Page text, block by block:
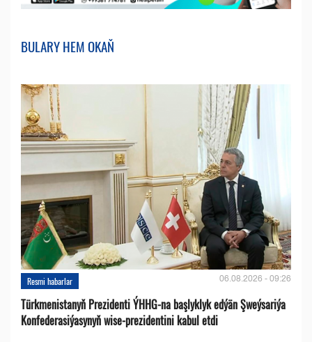
BULARY HEM OKAŇ
Resmi habarlar 06.08.2026 - 09:26
Türkmenistanyň Prezidenti ÝHHG-na başlyklyk edýän Şweýsariýa
Konfederasiýasynyň wise-prezidentini kabul etdi